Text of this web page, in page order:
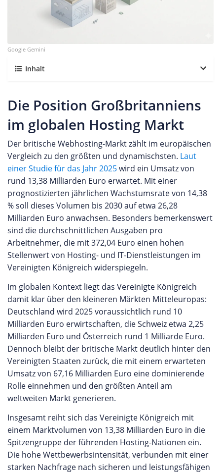
Google Gemini
Inhalt
Die Position Großbritanniens
im globalen Hosting Markt
Der britische Webhosting-Markt zählt im europäischen
Vergleich zu den größten und dynamischsten. Laut
einer Studie für das Jahr 2025wird ein Umsatz von
rund 13,38 Milliarden Euro erwartet. Mit einer
prognostizierten jährlichen Wachstumsrate von 14,38
% soll dieses Volumen bis 2030 auf etwa 26,28
Milliarden Euro anwachsen. Besonders bemerkenswert
sind die durchschnittlichen Ausgaben pro
Arbeitnehmer, die mit 372,04 Euro einen hohen
Stellenwert von Hosting- und IT-Dienstleistungen im
Vereinigten Königreich widerspiegeln.
Im globalen Kontext liegt das Vereinigte Königreich
damit klar über den kleineren Märkten Mitteleuropas:
Deutschland wird 2025 voraussichtlich rund 10
Milliarden Euro erwirtschaften, die Schweiz etwa 2,25
Milliarden Euro und Österreich rund 1 Milliarde Euro.
Dennoch bleibt der britische Markt deutlich hinter den
Vereinigten Staaten zurück, die mit einem erwarteten
Umsatz von 67,16 Milliarden Euro eine dominierende
Rolle einnehmen und den größten Anteil am
weltweiten Markt generieren.
Insgesamt reiht sich das Vereinigte Königreich mit
einem Marktvolumen von 13,38 Milliarden Euro in die
Spitzengruppe der führenden Hosting-Nationen ein.
Die hohe Wettbewerbsintensität, verbunden mit einer
starken Nachfrage nach sicheren und leistungsfähigen